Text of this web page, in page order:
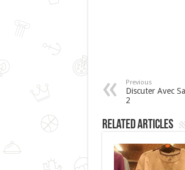
Previous
Discuter Avec
2
Related Articles